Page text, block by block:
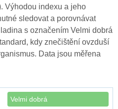
Výhodou indexu a jeho
sledovat a porovnávat
s označením Velmi dobrá
kdy znečištění ovzduší
Data jsou měřena
Velmi dobrá